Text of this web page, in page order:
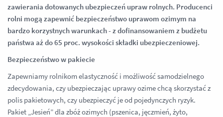
zawierania dotowanych ubezpieczeń upraw rolnych. Producenci
rolni mogą zapewnić bezpieczeństwo uprawom ozimym na
bardzo korzystnych warunkach - z dofinansowaniem z budżetu
państwa aż do 65 proc. wysokości składki ubezpieczeniowej.
Bezpieczeństwo w pakiecie
Zapewniamy rolnikom elastyczność i możliwość samodzielnego
zdecydowania, czy ubezpieczając uprawy ozime chcą skorzystać z
polis pakietowych, czy ubezpieczyć je od pojedynczych ryzyk.
Pakiet „Jesień” dla zbóż ozimych (pszenica, jęczmień, żyto,